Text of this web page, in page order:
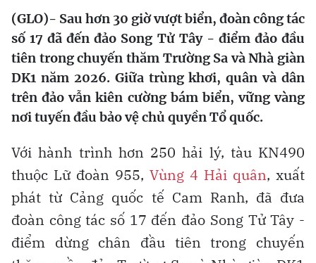
(GLO)- Sau hơn 30 giờ vượt biển, đoàn công tác
số 17 đã đến đảo Song Tử Tây - điểm đảo đầu
tiên trong chuyến thăm Trường Sa và Nhà giàn
DK1 năm 2026. Giữa trùng khơi, quân và dân
trên đảo vẫn kiên cường bám biển, vững vàng
nơi tuyến đầu bảo vệ chủ quyền Tổ quốc.
Với hành trình hơn 250 hải lý, tàu KN490
thuộc Lữ đoàn 955, Vùng 4 Hải quân, xuất
phát từ Cảng quốc tế Cam Ranh, đã đưa
đoàn công tác số 17 đến đảo Song Tử Tây -
điểm dừng chân đầu tiên trong chuyến